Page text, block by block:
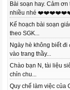
Bài soạn hay. Cảm ơn
nhiều nhé
Kế hoạch bài soạn
theo SGK...
Ngày hè không biết đi
vào trang thầy...
Chào bạn N, tài liệu
chỉn chu...
Quy chế làm việc của